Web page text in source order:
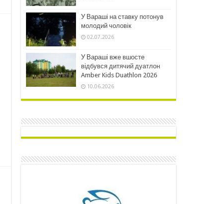
У Вараші на ставку потонув
молодий чоловік
02.07.2026
У Вараші вже вшосте
відбувся дитячий дуатлон
Amber Kids Duathlon 2026
10.06.2026